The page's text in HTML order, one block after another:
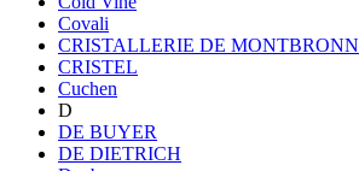
Covali
CRISTALLERIE DE MONTBRONN
CRISTEL
Cuchen
D
DE BUYER
DE DIETRICH